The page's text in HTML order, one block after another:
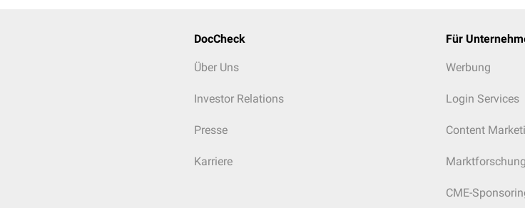
DocCheck
Über Uns
Investor Relations
Presse
Karriere
Für
Werbung
Login Services
Content
Marktforschung
CME-